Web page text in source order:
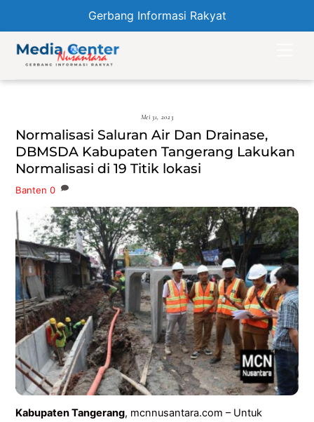
Gerbang Informasi Rakyat
content
Mei 31, 2023
Normalisasi Saluran Air Dan Drainase,
DBMSDA Kabupaten Tangerang Lakukan
Normalisasi di 19 Titik lokasi
Banten 0
Kabupaten Tangerang, mcnnusantara.com – Untuk